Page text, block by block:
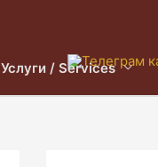
Услуги / Services